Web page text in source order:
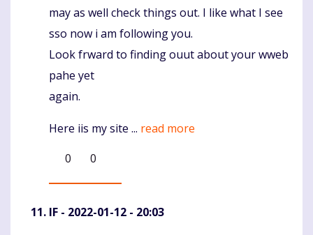
may as well check things out. I like what I see
sso now i am following you.
Look frward to finding ouut about your wweb
pahe yet
again.
Here iis my site ... read more
0
0
IF - 2022-01-12 - 20:03